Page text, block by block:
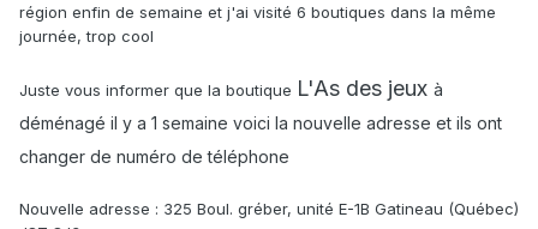
région enfin de semaine et j'ai visité 6 boutiques dans la même
journée, trop cool
Juste vous informer que la boutique L'As des jeux à
déménagé il y a 1 semaine voici la nouvelle adresse et ils ont
changer de numéro de téléphone
Nouvelle adresse : 325 Boul. gréber, unité E-1B Gatineau (Québec)